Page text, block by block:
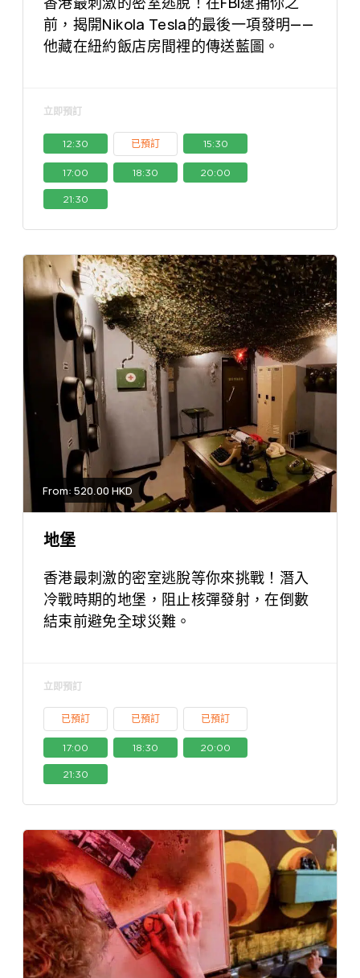
前，揭開Nikola Tesla的最後一項發明——
他藏在紐約飯店房間裡的傳送藍圖。
立即預訂
12:30 已預訂 15:30
17:00 18:30 20:00
21:30
From: 520.00 HKD
地堡
香港最刺激的密室逃脫等你來挑戰！潛入
冷戰時期的地堡，阻止核彈發射，在倒數
結束前避免全球災難。
立即預訂
已預訂 已預訂 已預訂
17:00 18:30 20:00
21:30